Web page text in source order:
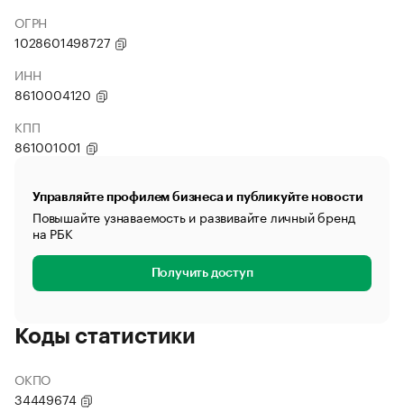
ОГРН
1028601498727
ИНН
8610004120
КПП
861001001
Управляйте профилем бизнеса и публикуйте новости
Повышайте узнаваемость и развивайте личный бренд
на РБК
Получить доступ
Коды статистики
ОКПО
34449674